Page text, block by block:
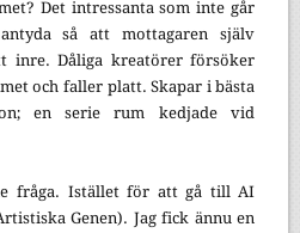
Det intressanta som inte går
så att mottagaren själv
Dåliga kreatörer försöker
och faller platt. Skapar i bästa
en serie rum kedjade vid
fråga. Istället för att gå till AI
Genen). Jag fick ännu en